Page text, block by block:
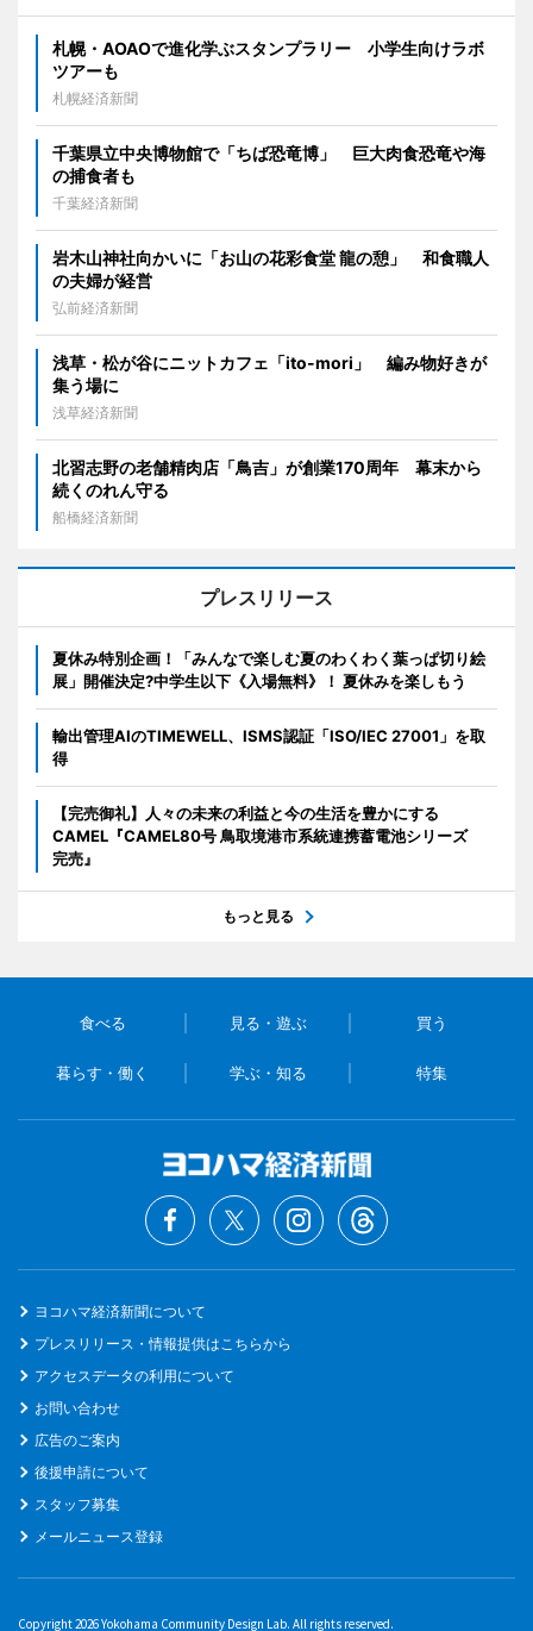
札幌・AOAOで進化学ぶスタンプラリー 小学生向けラボ
ツアーも
札幌経済新聞
千葉県立中央博物館で「ちば恐竜博」 巨大肉食恐竜や海
の捕食者も
千葉経済新聞
岩木山神社向かいに「お山の花彩食堂 龍の憩」 和食職人
の夫婦が経営
弘前経済新聞
浅草・松が谷にニットカフェ「ito-mori」 編み物好きが
集う場に
浅草経済新聞
北習志野の老舗精肉店「鳥吉」が創業170周年 幕末から
続くのれん守る
船橋経済新聞
プレスリリース
夏休み特別企画！「みんなで楽しむ夏のわくわく葉っぱ切り絵
展」開催決定?中学生以下《入場無料》！ 夏休みを楽しもう
輸出管理AIのTIMEWELL、ISMS認証「ISO/IEC 27001」を取
得
【完売御礼】人々の未来の利益と今の生活を豊かにする
CAMEL『CAMEL80号 鳥取境港市系統連携蓄電池シリーズ
完売』
もっと見る
食べる 見る・遊ぶ 買う
暮らす・働く 学ぶ・知る 特集
ヨコハマ経済新聞について
プレスリリース・情報提供はこちらから
アクセスデータの利用について
お問い合わせ
広告のご案内
後援申請について
スタッフ募集
メールニュース登録
Copyright 2026 Yokohama Community Design Lab. All rights reserved.